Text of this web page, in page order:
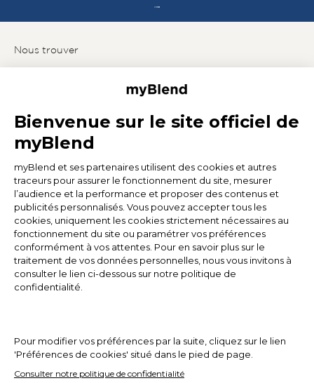
Nous trouver
Programme de fidélité my+
Programme de parrainage
Produits
Marque
Mag